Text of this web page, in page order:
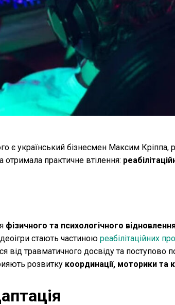
є український бізнесмен Максим Кріппа,
отримала практичне втілення:
фізичного та психологічного
стають частиною реабілітаційних
від травматичного досвіду та поступово
розвитку координації, моторики та